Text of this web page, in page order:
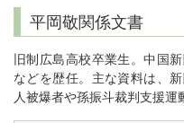
平岡敬関係文書
旧制広島高校卒業生。中国
などを歴任。主な資料は、
人被爆者や孫振斗裁判支援運